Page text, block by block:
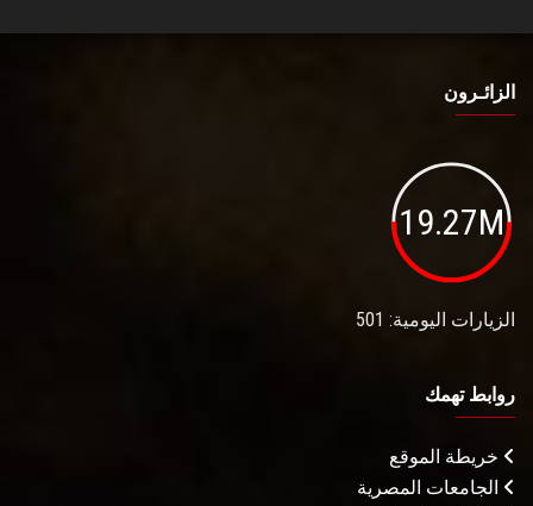
الزائـرون
19.27M
الزيارات اليومية: 501
روابط تهمك
خريطة الموقع
الجامعات المصرية